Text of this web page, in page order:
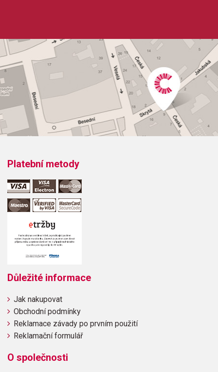
Platební metody
Důležité informace
Jak nakupovat
Obchodní podmínky
Reklamace závady po prvním použití
Reklamační formulář
O společnosti